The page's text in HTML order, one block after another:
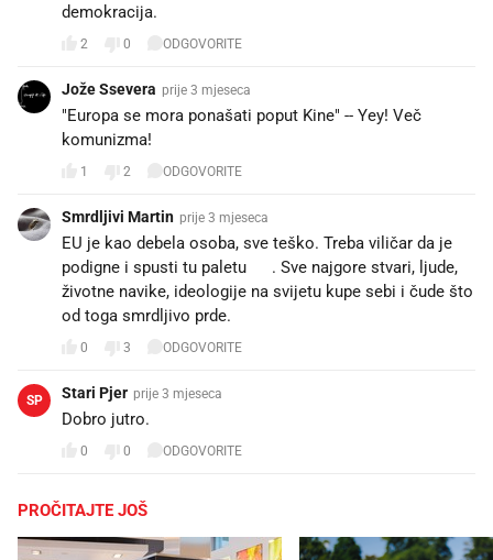
demokracija.
2 0 ODGOVORITE
Jože Ssevera prije 3 mjeseca
"Europa se mora ponašati poput Kine" -- Yey! Več
komunizma!
1 2 ODGOVORITE
Smrdljivi Martin prije 3 mjeseca
EU je kao debela osoba, sve teško. Treba viličar da je
podigne i spusti tu paletu 💩. Sve najgore stvari, ljude,
životne navike, ideologije na svijetu kupe sebi i čude što
od toga smrdljivo prde.💨🤢🤮
0 3 ODGOVORITE
SP Stari Pjer prije 3 mjeseca
Dobro jutro.
0 0 ODGOVORITE
PROČITAJTE JOŠ